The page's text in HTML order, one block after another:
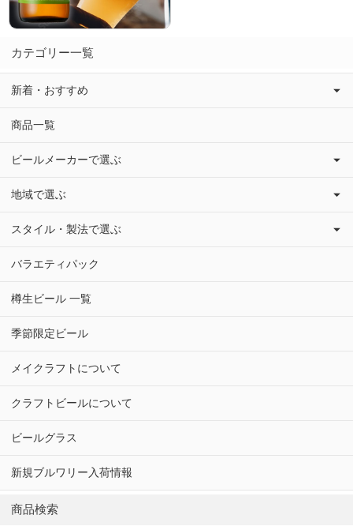
カテゴリー一覧
新着・おすすめ
商品一覧
ビールメーカーで選ぶ
地域で選ぶ
スタイル・製法で選ぶ
バラエティパック
樽生ビール 一覧
季節限定ビール
メイクラフトについて
クラフトビールについて
ビールグラス
新規ブルワリー入荷情報
商品検索